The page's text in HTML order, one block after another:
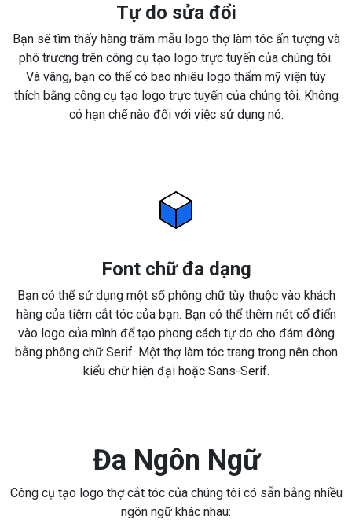
Tự do sửa đổi
Bạn sẽ tìm thấy hàng trăm mẫu logo thợ làm tóc ấn tượng và
phô trương trên công cụ tạo logo trực tuyến của chúng tôi.
Và vâng, bạn có thể có bao nhiêu logo thẩm mỹ viện tùy
thích bằng công cụ tạo logo trực tuyến của chúng tôi. Không
có hạn chế nào đối với việc sử dụng nó.
Font chữ đa dạng
Bạn có thể sử dụng một số phông chữ tùy thuộc vào khách
hàng của tiệm cắt tóc của bạn. Bạn có thể thêm nét cổ điển
vào logo của mình để tạo phong cách tự do cho đám đông
bằng phông chữ Serif. Một thợ làm tóc trang trọng nên chọn
kiểu chữ hiện đại hoặc Sans-Serif.
Đa Ngôn Ngữ
Công cụ tạo logo thợ cắt tóc của chúng tôi có sẵn bằng nhiều
ngôn ngữ khác nhau: